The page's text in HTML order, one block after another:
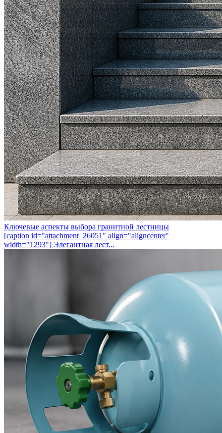
Ключевые аспекты выбора гранитной лестницы
[caption id="attachment_26051" align="aligncenter"
width="1293"] Элегантная лест...